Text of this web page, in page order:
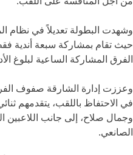
وشهدت البطولة تعديلاً في نظام
حيث تقام بمشاركة سبعة أندية
الفرق المشاركة الساعية لبلوغ
وعززت إدارة الشارقة صفوف
في الاحتفاظ باللقب، يتقدمهم
وجمال صلاح، إلى جانب اللاعبين
الصانعي.